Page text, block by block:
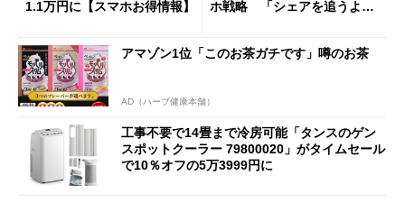
1.1万円に【スマホお得情報】
ホ戦略 「シェアを追うより
アマゾン1位「このお茶ガチです」噂のお茶
AD（ハーブ健康本舗）
工事不要で14畳まで冷房可能「タンスのゲン
スポットクーラー 79800020」がタイムセール
で10％オフの5万3999円に